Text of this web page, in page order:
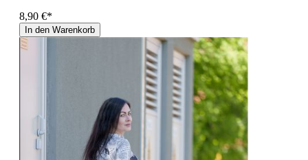
8,90 €*
In den Warenkorb